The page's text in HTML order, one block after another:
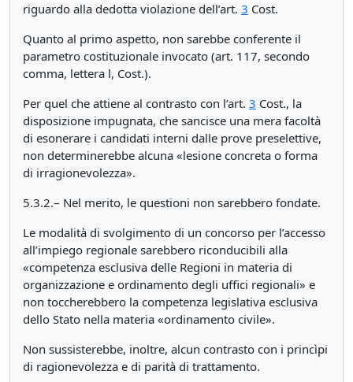
riguardo alla dedotta violazione dell’art. 3 Cost.
Quanto al primo aspetto, non sarebbe conferente il
parametro costituzionale invocato (art. 117, secondo
comma, lettera l, Cost.).
Per quel che attiene al contrasto con l’art. 3 Cost., la
disposizione impugnata, che sancisce una mera facoltà
di esonerare i candidati interni dalle prove preselettive,
non determinerebbe alcuna «lesione concreta o forma
di irragionevolezza».
5.3.2.– Nel merito, le questioni non sarebbero fondate.
Le modalità di svolgimento di un concorso per l’accesso
all’impiego regionale sarebbero riconducibili alla
«competenza esclusiva delle Regioni in materia di
organizzazione e ordinamento degli uffici regionali» e
non toccherebbero la competenza legislativa esclusiva
dello Stato nella materia «ordinamento civile».
Non sussisterebbe, inoltre, alcun contrasto con i princìpi
di ragionevolezza e di parità di trattamento.